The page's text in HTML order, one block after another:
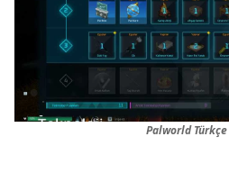
Palworld Türkçe